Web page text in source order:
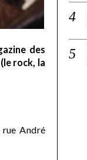
des
rock, la
André